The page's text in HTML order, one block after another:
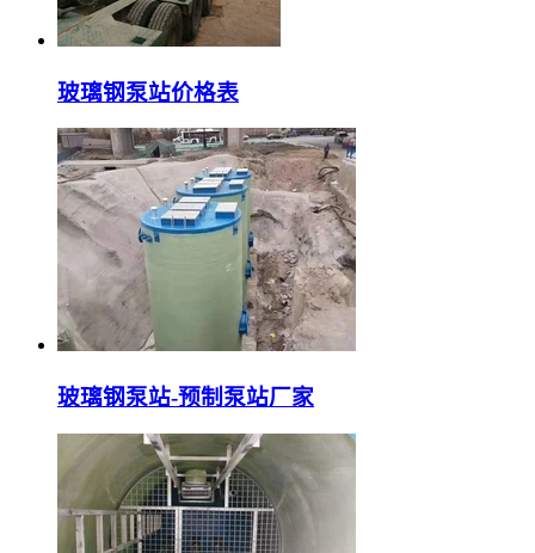
玻璃钢泵站价格表
玻璃钢泵站-预制泵站厂家